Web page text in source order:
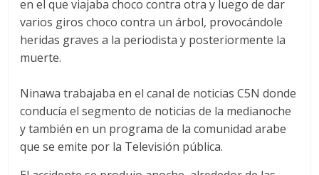
en el que viajaba choco contra otra y luego de dar
varios giros choco contra un árbol, provocándole
heridas graves a la periodista y posteriormente la
muerte.
Ninawa trabajaba en el canal de noticias C5N donde
conducía el segmento de noticias de la medianoche
y también en un programa de la comunidad arabe
que se emite por la Televisión pública.